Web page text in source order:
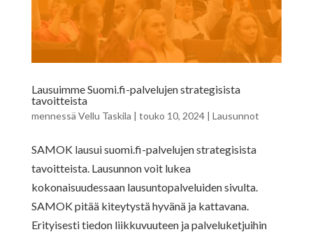
Lausuimme Suomi.fi-palvelujen strategisista
tavoitteista
mennessä Vellu Taskila | touko 10, 2024| Lausunnot
SAMOK lausui suomi.fi-palvelujen strategisista
tavoitteista. Lausunnon voit lukea
kokonaisuudessaan lausuntopalveluiden sivulta.
SAMOK pitää kiteytystä hyvänä ja kattavana.
Erityisesti tiedon liikkuvuuteen ja palveluketjuihin